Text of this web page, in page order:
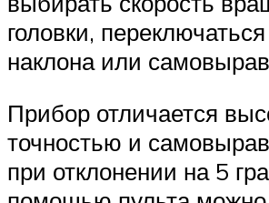
головки,
наклона или
Прибор отличается
точностью и
при отклонении на 5